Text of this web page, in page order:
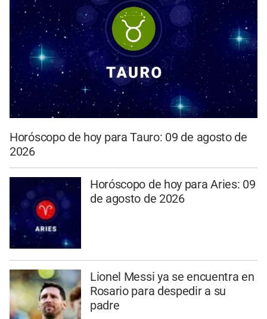
Horóscopo de hoy para Tauro: 09 de agosto de
2026
Horóscopo de hoy para Aries: 09
de agosto de 2026
Lionel Messi ya se encuentra en
Rosario para despedir a su
padre